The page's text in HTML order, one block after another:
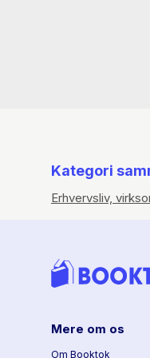
Kategori
Erhvervsliv,
Mere om os
Om Booktok